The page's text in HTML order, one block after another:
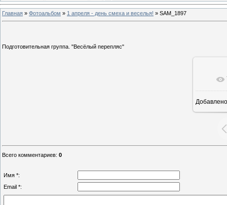
Главная » Фотоальбом » 1 апреля - день смеха и веселья! » SAM_1897
Подготовительная группа. "Весёлый перепляс"
Добавлено
Всего комментариев: 0
Имя *:
Email *: